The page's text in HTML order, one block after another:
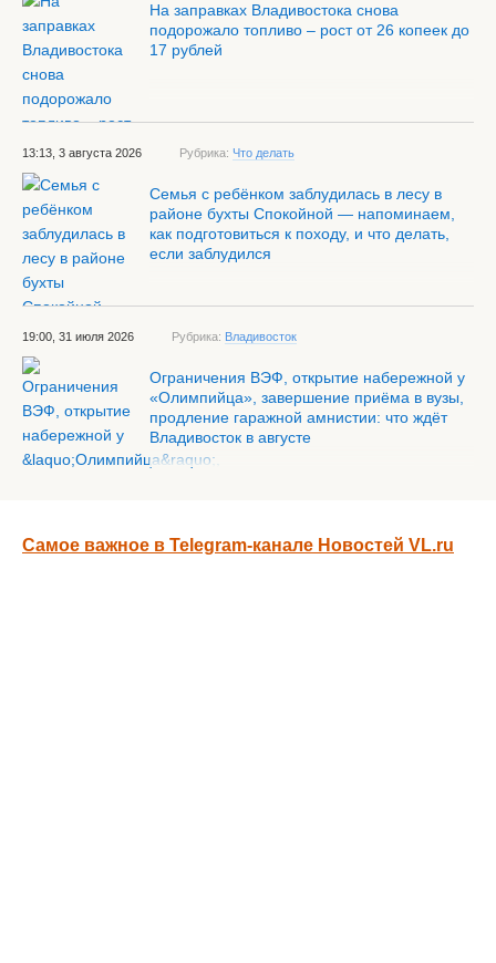
На заправках Владивостока снова
подорожало топливо – рост от 26 копеек до
17 рублей
13:13, 3 августа 2026 Рубрика: Что делать
Семья с ребёнком заблудилась в лесу в
районе бухты Спокойной — напоминаем,
как подготовиться к походу, и что делать,
если заблудился
19:00, 31 июля 2026 Рубрика: Владивосток
Ограничения ВЭФ, открытие набережной у
«Олимпийца», завершение приёма в вузы,
продление гаражной амнистии: что ждёт
Владивосток в августе
Самое важное в Telegram-канале Новостей VL.ru